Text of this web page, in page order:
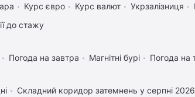
Курс євро Курс валют Укрзалізниця
до стажу
Погода на завтра Магнітні бурі Погода на
Складний коридор затемнень у серпні 2026